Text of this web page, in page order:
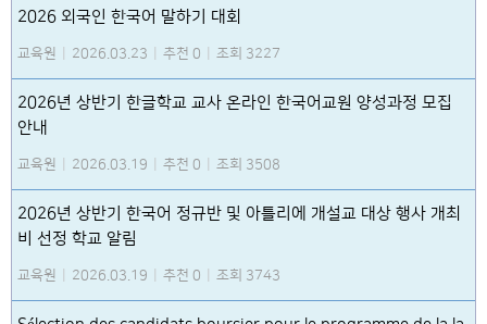
2026 외국인 한국어 말하기 대회
교육원 2026.03.23 추천 0 조회 3227
2026년 상반기 한글학교 교사 온라인 한국어교원 양성과정 모집
안내
교육원 2026.03.19 추천 0 조회 3508
2026년 상반기 한국어 정규반 및 아틀리에 개설교 대상 행사 개최
비 선정 학교 알림
교육원 2026.03.19 추천 0 조회 3743